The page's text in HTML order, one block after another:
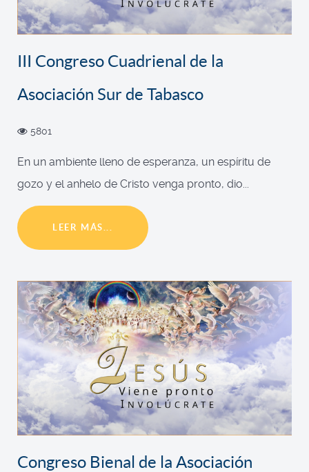
III Congreso Cuadrienal de la
Asociación Sur de Tabasco
5801
En un ambiente lleno de esperanza, un espíritu de
gozo y el anhelo de Cristo venga pronto, dio...
LEER MÁS...
Congreso Bienal de la Asociación